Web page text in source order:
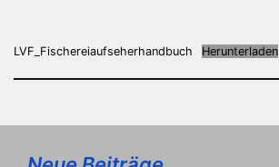
LVF_Fischereiaufseherhandbuch Herunterladen